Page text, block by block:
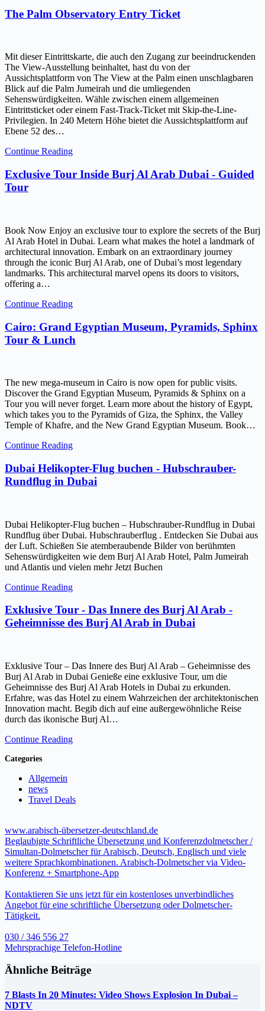
The Palm Observatory Entry Ticket
Mit dieser Eintrittskarte, die auch den Zugang zur beeindruckenden
The View-Ausstellung beinhaltet, hast du von der
Aussichtsplattform von The View at the Palm einen unschlagbaren
Blick auf die Palm Jumeirah und die umliegenden
Sehenswürdigkeiten. Wähle zwischen einem allgemeinen
Eintrittsticket oder einem Fast-Track-Ticket mit Skip-the-Line-
Privilegien. In 240 Metern Höhe bietet die Aussichtsplattform auf
Ebene 52 des…
Continue Reading
Exclusive Tour Inside Burj Al Arab Dubai - Guided
Tour
Book Now Enjoy an exclusive tour to explore the secrets of the Burj
Al Arab Hotel in Dubai. Learn what makes the hotel a landmark of
architectural innovation. Embark on an extraordinary journey
through the iconic Burj Al Arab, one of Dubai’s most legendary
landmarks. This architectural marvel opens its doors to visitors,
offering a…
Continue Reading
Cairo: Grand Egyptian Museum, Pyramids, Sphinx
Tour & Lunch
The new mega-museum in Cairo is now open for public visits.
Discover the Grand Egyptian Museum, Pyramids & Sphinx on a
Tour you will never forget. Learn more about the history of Egypt,
which takes you to the Pyramids of Giza, the Sphinx, the Valley
Temple of Khafre, and the New Grand Egyptian Museum. Book…
Continue Reading
Dubai Helikopter-Flug buchen - Hubschrauber-
Rundflug in Dubai
Dubai Helikopter-Flug buchen – Hubschrauber-Rundflug in Dubai
Rundflug über Dubai. Hubschrauberflug . Entdecken Sie Dubai aus
der Luft. Schießen Sie atemberaubende Bilder von berühmten
Sehenswürdigkeiten wie dem Burj Al Arab Hotel, Palm Jumeirah
und Atlantis und vielen mehr Jetzt Buchen
Continue Reading
Exklusive Tour - Das Innere des Burj Al Arab -
Geheimnisse des Burj Al Arab in Dubai
Exklusive Tour – Das Innere des Burj Al Arab – Geheimnisse des
Burj Al Arab in Dubai Genieße eine exklusive Tour, um die
Geheimnisse des Burj Al Arab Hotels in Dubai zu erkunden.
Erfahre, was das Hotel zu einem Wahrzeichen der architektonischen
Innovation macht. Begib dich auf eine außergewöhnliche Reise
durch das ikonische Burj Al…
Continue Reading
Categories
Allgemein
news
Travel Deals
www.arabisch-übersetzer-deutschland.de
Beglaubigte Schriftliche Übersetzung und Konferenzdolmetscher /
Simultan-Dolmetscher für Arabisch, Deutsch, Englisch und viele
weitere Sprachkombinationen. Arabisch-Dolmetscher via Video-
Konferenz + Smartphone-App
Kontaktieren Sie uns jetzt für ein kostenloses unverbindliches
Angebot für eine schriftliche Übersetzung oder Dolmetscher-
Tätigkeit.
030 / 346 556 27
Mehrsprachige Telefon-Hotline
Ähnliche Beiträge
7 Blasts In 20 Minutes: Video Shows Explosion In Dubai –
NDTV